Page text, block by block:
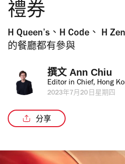
禮券
H Queen’s、H Code、 H
的餐廳都有參與
撰文 Ann Chiu
Editor in Chief, Hong
2023年7月20日星期四
分享